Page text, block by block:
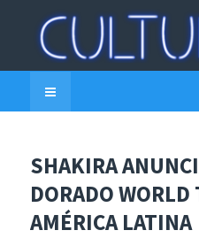
SHAKIRA
DORADO
AMÉRICA LATINA